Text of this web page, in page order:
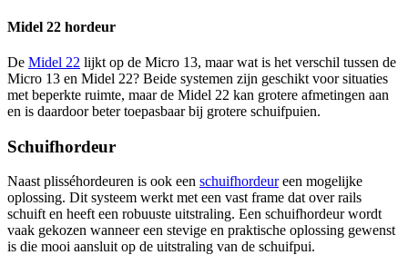
Midel 22 hordeur
De Midel 22 lijkt op de Micro 13, maar wat is het verschil tussen de
Micro 13 en Midel 22? Beide systemen zijn geschikt voor situaties
met beperkte ruimte, maar de Midel 22 kan grotere afmetingen aan
en is daardoor beter toepasbaar bij grotere schuifpuien.
Schuifhordeur
Naast plisséhordeuren is ook een schuifhordeureen mogelijke
oplossing. Dit systeem werkt met een vast frame dat over rails
schuift en heeft een robuuste uitstraling. Een schuifhordeur wordt
vaak gekozen wanneer een stevige en praktische oplossing gewenst
is die mooi aansluit op de uitstraling van de schuifpui.